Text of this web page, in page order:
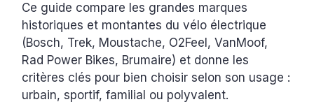
Ce guide compare les grandes marques
historiques et montantes du vélo électrique
(Bosch, Trek, Moustache, O2Feel, VanMoof,
Rad Power Bikes, Brumaire) et donne les
critères clés pour bien choisir selon son usage :
urbain, sportif, familial ou polyvalent.